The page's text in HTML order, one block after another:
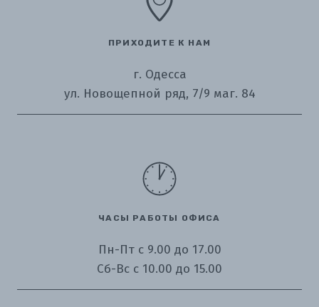
ПРИХОДИТЕ К НАМ
г. Одесса
ул. Новощепной ряд, 7/9 маг. 84
ЧАСЫ РАБОТЫ ОФИСА
Пн-Пт с 9.00 до 17.00
Сб-Вс с 10.00 до 15.00